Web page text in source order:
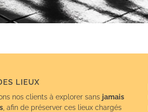
LIEUX
nos clients à explorer sans jamais
, afin de préserver ces lieux chargés